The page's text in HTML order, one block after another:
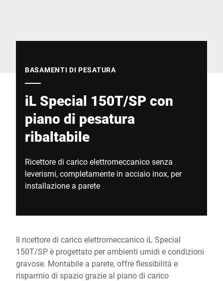
BASAMENTI DI PESATURA
iL Special 150T/SP con
piano di pesatura
ribaltabile
Ricettore di carico elettromeccanico senza
leverismi, completamente in acciaio inox, per
installazione a parete
Il ricettore di carico elettromeccanico iL Special
150T/SP è progettato per ambienti umidi e condizioni
gravose. Montabile a parete, offre flessibilità e
risparmio di spazio grazie al piano di carico